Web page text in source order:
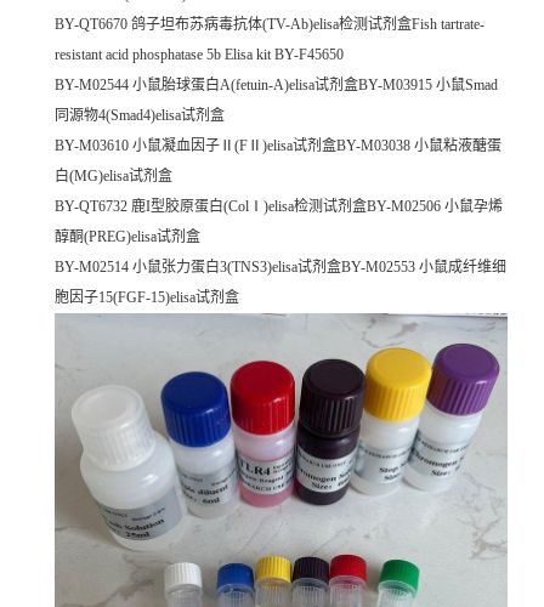
BY-QT6670 鸽子坦布苏病毒抗体(TV-Ab)elisa检测试剂盒Fish tartrate-
resistant acid phosphatase 5b Elisa kit BY-F45650
BY-M02544 小鼠胎球蛋白A(fetuin-A)elisa试剂盒BY-M03915 小鼠Smad
同源物4(Smad4)elisa试剂盒
BY-M03610 小鼠凝血因子Ⅱ(FⅡ)elisa试剂盒BY-M03038 小鼠粘液醣蛋
白(MG)elisa试剂盒
BY-QT6732 鹿I型胶原蛋白(ColⅠ)elisa检测试剂盒BY-M02506 小鼠孕烯
醇酮(PREG)elisa试剂盒
BY-M02514 小鼠张力蛋白3(TNS3)elisa试剂盒BY-M02553 小鼠成纤维细
胞因子15(FGF-15)elisa试剂盒